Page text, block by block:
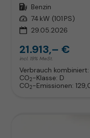
Kraftstoff Benzin
Leistung 74 kW (101 PS)
29.05.2026
21.913,– €
incl. 19% MwSt.
Verbrauch kombiniert:
CO2-Klasse: D
CO2-Emissionen: